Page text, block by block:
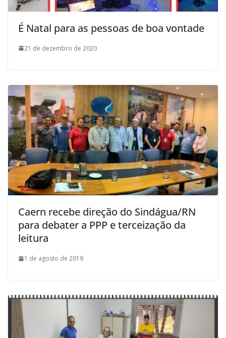
É Natal para as pessoas de boa vontade
21 de dezembro de 2020
Caern recebe direção do Sindágua/RN
para debater a PPP e terceização da
leitura
1 de agosto de 2019